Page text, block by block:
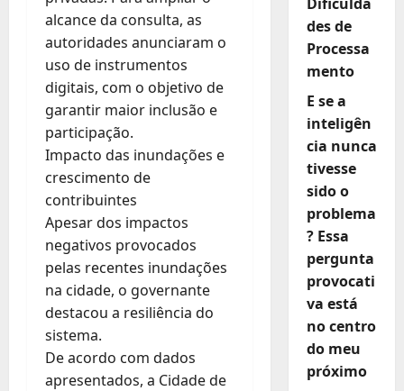
alcance da consulta, as
autoridades anunciaram o
uso de instrumentos
digitais, com o objetivo de
garantir maior inclusão e
participação.
Impacto das inundações e
crescimento de
contribuintes
Apesar dos impactos
negativos provocados
pelas recentes inundações
na cidade, o governante
destacou a resiliência do
sistema.
De acordo com dados
apresentados, a Cidade de
Dificulda
des de
Processa
mento
E se a
inteligên
cia nunca
tivesse
sido o
problema
? Essa
pergunta
provocati
va está
no centro
do meu
próximo